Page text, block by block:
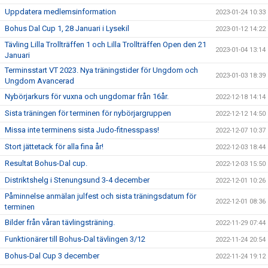
Uppdatera medlemsinformation 2023-01-24 10:33
Bohus Dal Cup 1, 28 Januari i Lysekil 2023-01-12 14:22
Tävling Lilla Trollträffen 1 och Lilla Trollträffen Open den 21
Januari
2023-01-04 13:14
Terminsstart VT 2023. Nya träningstider för Ungdom och
Ungdom Avancerad
2023-01-03 18:39
Nybörjarkurs för vuxna och ungdomar från 16år. 2022-12-18 14:14
Sista träningen för terminen för nybörjargruppen 2022-12-12 14:50
Missa inte terminens sista Judo-fitnesspass! 2022-12-07 10:37
Stort jättetack för alla fina år! 2022-12-03 18:44
Resultat Bohus-Dal cup. 2022-12-03 15:50
Distriktshelg i Stenungsund 3-4 december 2022-12-01 10:26
Påminnelse anmälan julfest och sista träningsdatum för
terminen
2022-12-01 08:36
Bilder från våran tävlingsträning. 2022-11-29 07:44
Funktionärer till Bohus-Dal tävlingen 3/12 2022-11-24 20:54
Bohus-Dal Cup 3 december 2022-11-24 19:12